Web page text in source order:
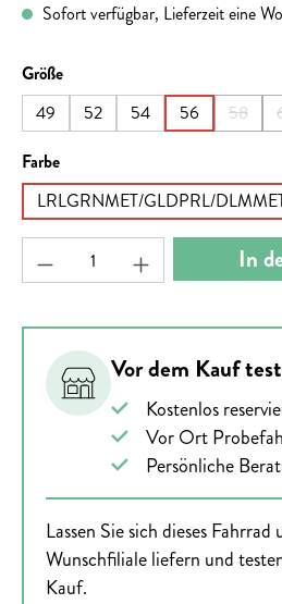
Sofort verfügbar, Lieferzeit eine
Größeauswählen
49
52 54 56 58
(Diese
Farbeauswählen
LRLGRNMET/GLDPRL/
Produkt Anzahl: Gib den
In
Vor dem Kauf
Kostenlos
Vor Ort
Persönliche
Lassen Sie sich dieses
Wunschfiliale liefern und
Kauf.